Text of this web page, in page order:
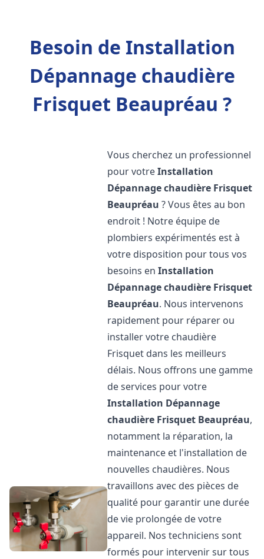
Besoin de Installation
Dépannage chaudière
Frisquet Beaupréau ?
Vous cherchez un professionnel
pour votreInstallation
Dépannage chaudière Frisquet
Beaupréau ? Vous êtes au bon
endroit ! Notre équipe de
plombiers expérimentés est à
votre disposition pour tous vos
besoins enInstallation
Dépannage chaudière Frisquet
Beaupréau. Nous intervenons
rapidement pour réparer ou
installer votre chaudière
Frisquet dans les meilleurs
délais. Nous offrons une gamme
de services pour votre
Installation Dépannage
chaudière Frisquet Beaupréau,
notamment la réparation, la
maintenance et l'installation de
nouvelles chaudières. Nous
travaillons avec des pièces de
qualité pour garantir une durée
de vie prolongée de votre
appareil. Nos techniciens sont
formés pour intervenir sur tous